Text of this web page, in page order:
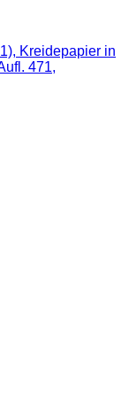
Kreidepapier in
471,